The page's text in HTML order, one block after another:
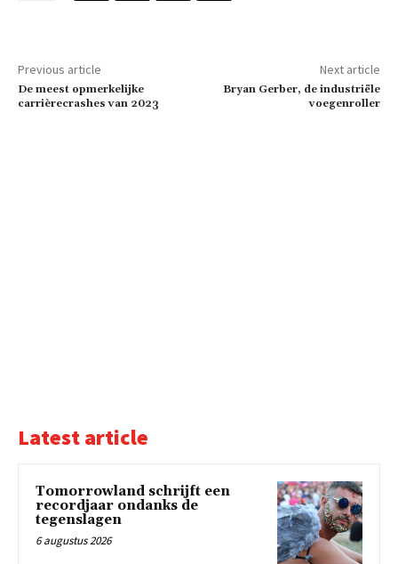
Previous article
De meest opmerkelijke
carrièrecrashes van 2023
Next article
Bryan Gerber, de industriële
voegenroller
Latest article
Tomorrowland schrijft een
recordjaar ondanks de
tegenslagen
6 augustus 2026